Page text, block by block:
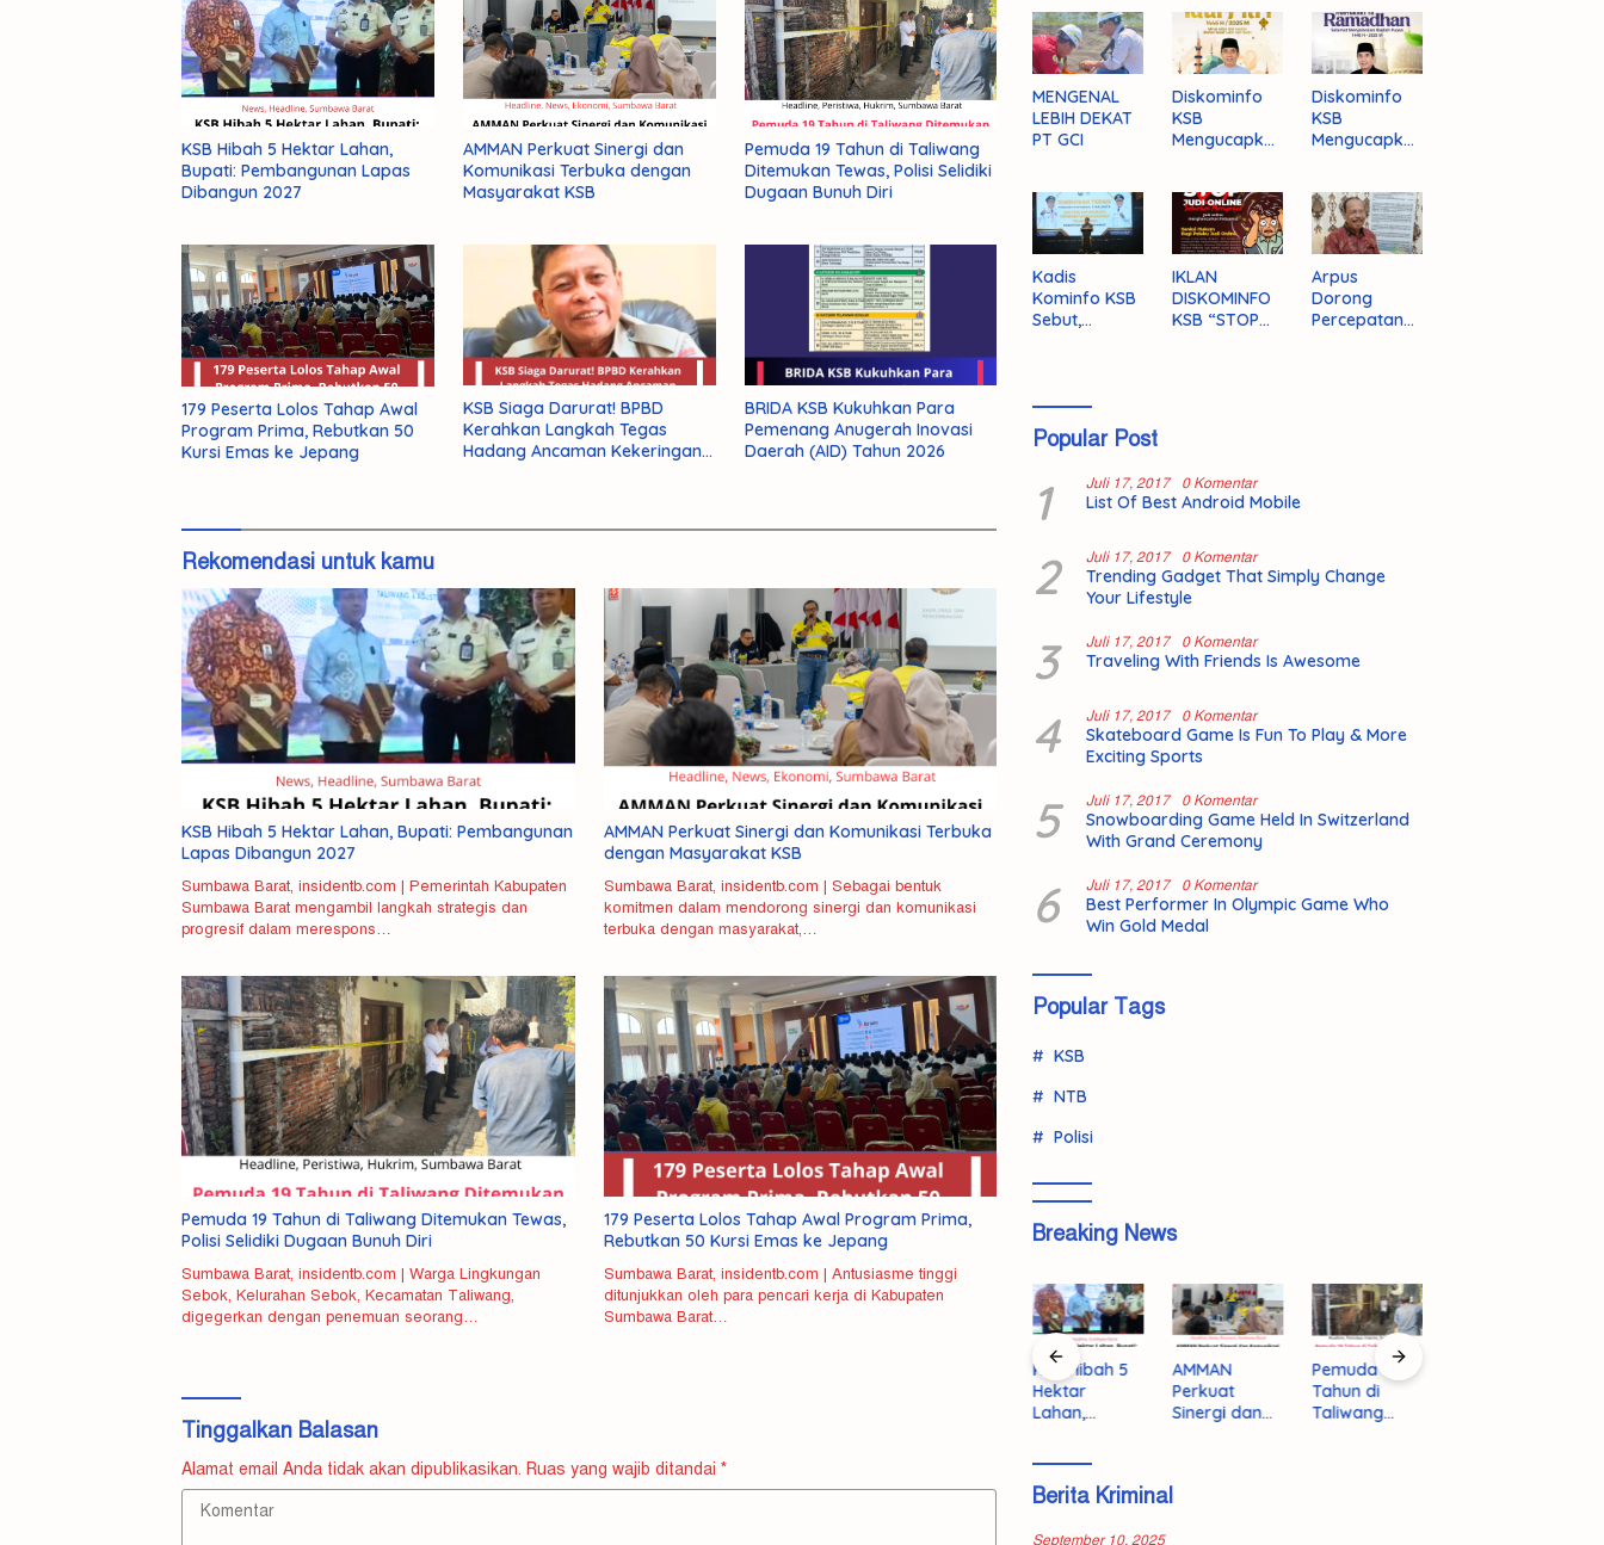
KSB Hibah 5 Hektar Lahan,
Bupati: Pembangunan Lapas
Dibangun 2027
AMMAN Perkuat Sinergi dan
Komunikasi Terbuka dengan
Masyarakat KSB
Pemuda 19 Tahun di Taliwang
Ditemukan Tewas, Polisi Selidiki
Dugaan Bunuh Diri
179 Peserta Lolos Tahap Awal
Program Prima, Rebutkan 50
Kursi Emas ke Jepang
KSB Siaga Darurat! BPBD
Kerahkan Langkah Tegas
Hadang Ancaman Kekeringan
BRIDA KSB Kukuhkan Para
Pemenang Anugerah Inovasi
Daerah (AID) Tahun 2026
Rekomendasi untuk kamu
KSB Hibah 5 Hektar Lahan, Bupati: Pembangunan
Lapas Dibangun 2027
Sumbawa Barat, insidentb.com | Pemerintah Kabupaten
Sumbawa Barat mengambil langkah strategis dan
progresif dalam merespons…
AMMAN Perkuat Sinergi dan Komunikasi Terbuka
dengan Masyarakat KSB
Sumbawa Barat, insidentb.com | Sebagai bentuk
komitmen dalam mendorong sinergi dan komunikasi
terbuka dengan masyarakat,…
Pemuda 19 Tahun di Taliwang Ditemukan Tewas,
Polisi Selidiki Dugaan Bunuh Diri
Sumbawa Barat, insidentb.com | Warga Lingkungan
Sebok, Kelurahan Sebok, Kecamatan Taliwang,
digegerkan dengan penemuan seorang…
179 Peserta Lolos Tahap Awal Program Prima,
Rebutkan 50 Kursi Emas ke Jepang
Sumbawa Barat, insidentb.com | Antusiasme tinggi
ditunjukkan oleh para pencari kerja di Kabupaten
Sumbawa Barat…
Tinggalkan Balasan
Alamat email Anda tidak akan dipublikasikan. Ruas yang wajib ditandai *
MENGENAL
LEBIH DEKAT
PT GCI
Diskominfo
KSB
Mengucapka
Idul Fitri 1446
H/2025 M
Diskominfo
KSB
Mengucapka
Ibadah Puasa
1446 H/2025
M
Kadis
Kominfo KSB
Sebut,
IKLAN
DISKOMINFO
KSB “STOP
Arpus
Dorong
Percepatan
Popular Post
1 Juli 17, 2017 0 Komentar
List Of Best Android Mobile
2 Juli 17, 2017 0 Komentar
Trending Gadget That Simply Change
Your Lifestyle
3 Juli 17, 2017 0 Komentar
Traveling With Friends Is Awesome
4 Juli 17, 2017 0 Komentar
Skateboard Game Is Fun To Play & More
Exciting Sports
5 Juli 17, 2017 0 Komentar
Snowboarding Game Held In Switzerland
With Grand Ceremony
6 Juli 17, 2017 0 Komentar
Best Performer In Olympic Game Who
Win Gold Medal
Popular Tags
KSB
NTB
Polisi
Breaking News
Kinerja
Beasiswa
KSB Hibah 5
Dibangun
AMMAN
Perkuat
Sinergi dan
Masyarakat
Pemuda 19
Tahun di
Taliwang
179 Peserta
Lolos Tahap
Awal
Berita Kriminal
September 10, 2025